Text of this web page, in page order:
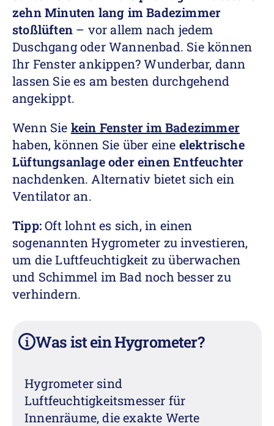
zehn Minuten lang im Badezimmer
stoßlüften – vor allem nach jedem
Duschgang oder Wannenbad. Sie können
Ihr Fenster ankippen? Wunderbar, dann
lassen Sie es am besten durchgehend
angekippt.
Wenn Sie kein Fenster im Badezimmer
haben, können Sie über eine elektrische
Lüftungsanlage oder einen Entfeuchter
nachdenken. Alternativ bietet sich ein
Ventilator an.
Tipp:Oft lohnt es sich, in einen
sogenannten Hygrometer zu investieren,
um die Luftfeuchtigkeit zu überwachen
und Schimmel im Bad noch besser zu
verhindern.
i Was ist ein Hygrometer?
Hygrometer sind
Luftfeuchtigkeitsmesser für
Innenräume, die exakte Werte